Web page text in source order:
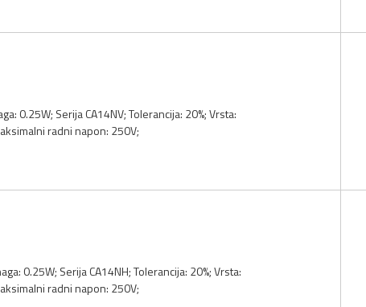
0.25W; Serija CA14NV; Tolerancija: 20%; Vrsta:
radni napon: 250V;
0.25W; Serija CA14NH; Tolerancija: 20%; Vrsta:
radni napon: 250V;